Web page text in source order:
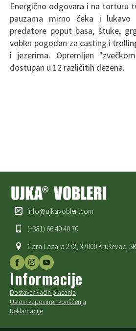
Energično odgovara i na torturu
pauzama mirno čeka i lukavo
predatore poput basa, štuke,
vobler pogodan za casting i
i jezerima. Opremljen
dostupan u 12 različitih dezena.
info@ujkavobleri.com
(+381) 66 40 40 70
Cara Lazara 272, 37000 Kruševac,
Informacije
Dostava/Način plaćanja
Uslovi kupovine i korišćenja
Reklamacije